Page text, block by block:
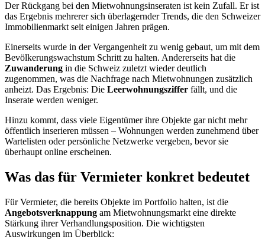
Der Rückgang bei den Mietwohnungsinseraten ist kein Zufall. Er ist
das Ergebnis mehrerer sich überlagernder Trends, die den Schweizer
Immobilienmarkt seit einigen Jahren prägen.
Einerseits wurde in der Vergangenheit zu wenig gebaut, um mit dem
Bevölkerungswachstum Schritt zu halten. Andererseits hat die
Zuwanderung in die Schweiz zuletzt wieder deutlich
zugenommen, was die Nachfrage nach Mietwohnungen zusätzlich
anheizt. Das Ergebnis: Die Leerwohnungsziffer fällt, und die
Inserate werden weniger.
Hinzu kommt, dass viele Eigentümer ihre Objekte gar nicht mehr
öffentlich inserieren müssen – Wohnungen werden zunehmend über
Wartelisten oder persönliche Netzwerke vergeben, bevor sie
überhaupt online erscheinen.
Was das für Vermieter konkret bedeutet
Für Vermieter, die bereits Objekte im Portfolio halten, ist die
Angebotsverknappung am Mietwohnungsmarkt eine direkte
Stärkung ihrer Verhandlungsposition. Die wichtigsten
Auswirkungen im Überblick: